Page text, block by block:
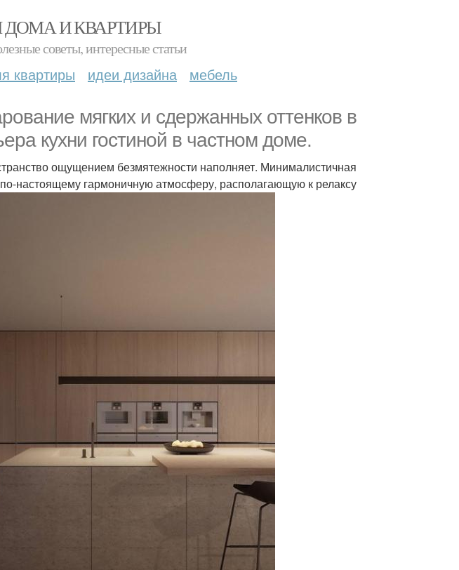
ДОМА И КВАРТИРЫ
советы, интересные статьи
квартиры идеи дизайна мебель
мягких и сдержанных оттенков в
кухни гостиной в частном доме.
ощущением безмятежности наполняет. Минималистичная
по-настоящему гармоничную атмосферу, располагающую к релаксу